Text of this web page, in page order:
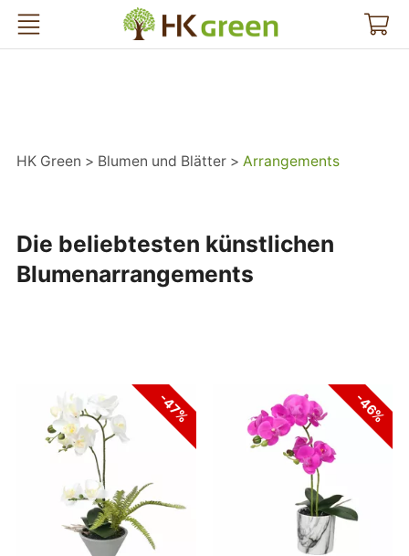
HK Green
HK Green Blumen und Blätter Arrangements
Die beliebtesten künstlichen
Blumenarrangements
-47% -46%